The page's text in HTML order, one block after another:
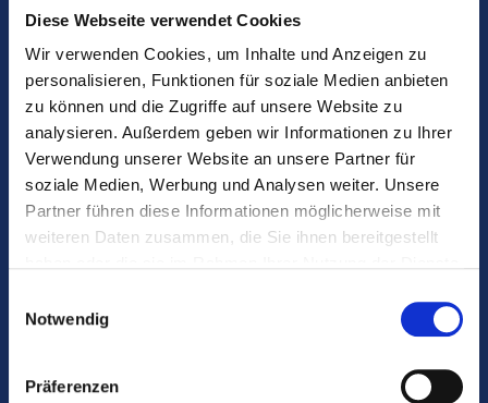
Diese Webseite verwendet Cookies
Wir verwenden Cookies, um Inhalte und Anzeigen zu
personalisieren, Funktionen für soziale Medien anbieten
zu können und die Zugriffe auf unsere Website zu
analysieren. Außerdem geben wir Informationen zu Ihrer
Verwendung unserer Website an unsere Partner für
soziale Medien, Werbung und Analysen weiter. Unsere
Partner führen diese Informationen möglicherweise mit
weiteren Daten zusammen, die Sie ihnen bereitgestellt
Notwendig
Präferenzen
+36 99 340 424
info@coradent.hu
9400 Sopron, Várkerület 2., 1. emelet
Mit der EasyPark-App können sie auch für das
Parken bezahlen.
Facebook
Instagram
Informationen zur Datenverwaltung